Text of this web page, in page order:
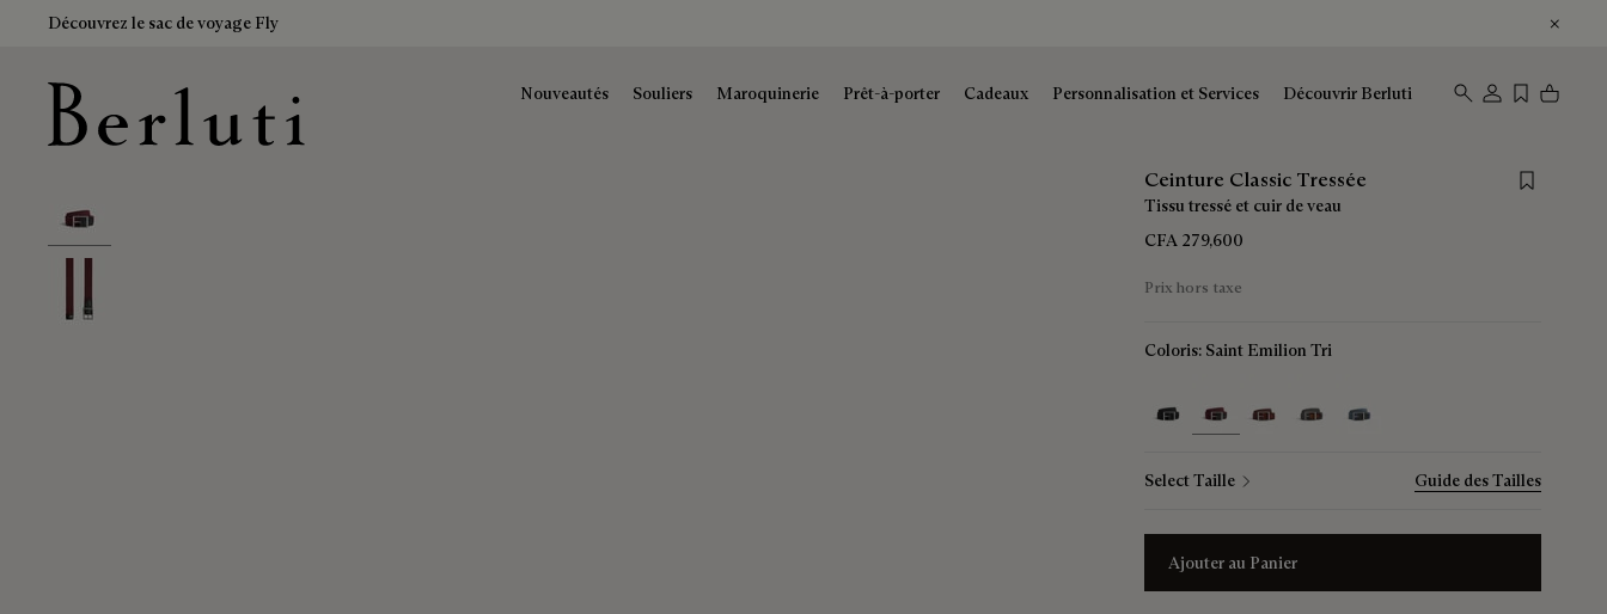
Découvrez le sac de voyage Fly
Nouveautés Souliers Maroquinerie Prêt-à-porter Cadeaux Personnalisation et Services Découvrir Berluti
Ceinture Classic Tressée
Save for
Tissu tressé et cuir de veau
CFA 279,600
Prix hors taxe
Coloris: Saint Emilion Tri
Select Taille Guide des Tailles
Ajouter au Panier